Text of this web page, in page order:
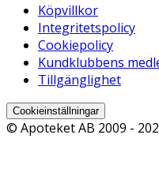
Köpvillkor
Integritetspolicy
Cookiepolicy
Kundklubbens
Tillgänglighet
Cookieinställningar
© Apoteket AB 2009 -